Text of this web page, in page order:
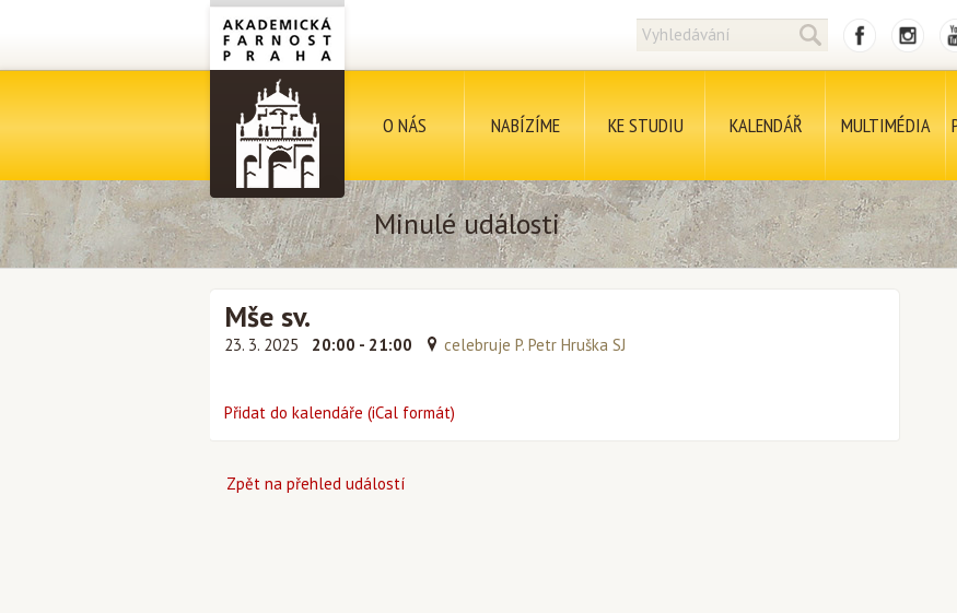
O NÁS NABÍZÍME KE STUDIU KALENDÁŘ MULTIMÉDIA
Minulé události
Mše sv.
23. 3. 2025 20:00 - 21:00 celebruje P. Petr Hruška SJ
Přidat do kalendáře (iCal formát)
Zpět na přehled událostí